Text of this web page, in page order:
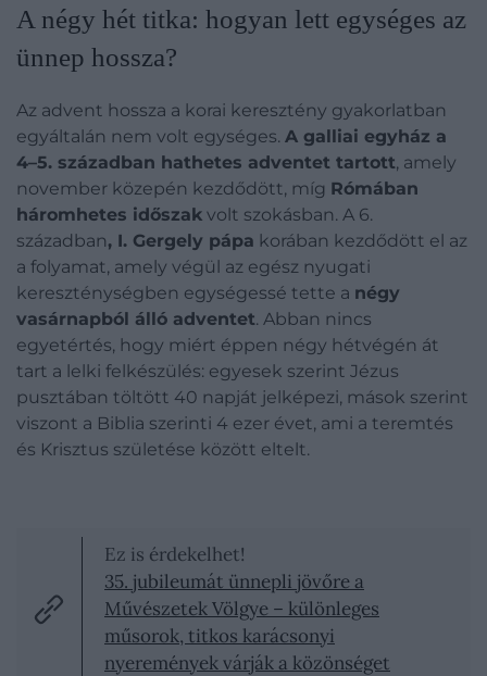
A négy hét titka: hogyan lett egységes az
ünnep hossza?
Az advent hossza a korai keresztény gyakorlatban
egyáltalán nem volt egységes. A galliai egyház a
4–5. században hathetes adventet tartott, amely
november közepén kezdődött, míg Rómában
háromhetes időszak volt szokásban. A 6.
században, I. Gergely pápa korában kezdődött el az
a folyamat, amely végül az egész nyugati
kereszténységben egységessé tette a négy
vasárnapból álló adventet. Abban nincs
egyetértés, hogy miért éppen négy hétvégén át
tart a lelki felkészülés: egyesek szerint Jézus
pusztában töltött 40 napját jelképezi, mások szerint
viszont a Biblia szerinti 4 ezer évet, ami a teremtés
és Krisztus születése között eltelt.
Ez is érdekelhet!
35. jubileumát ünnepli jövőre a
Művészetek Völgye – különleges
műsorok, titkos karácsonyi
nyeremények várják a közönséget